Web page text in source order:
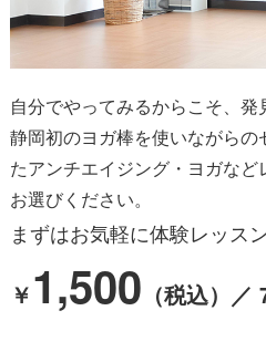
自分でやってみるからこそ、発
静岡初のヨガ棒を使いながらの
たアンチエイジング・ヨガなど
お選びください。
まずはお気軽に体験レッス
￥1,500 （税込）／